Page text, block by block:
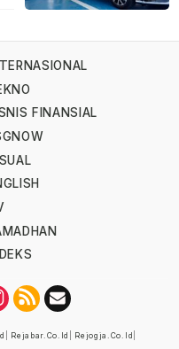
FINANSIAL
Rejabar.co.id Rejogja.co.id